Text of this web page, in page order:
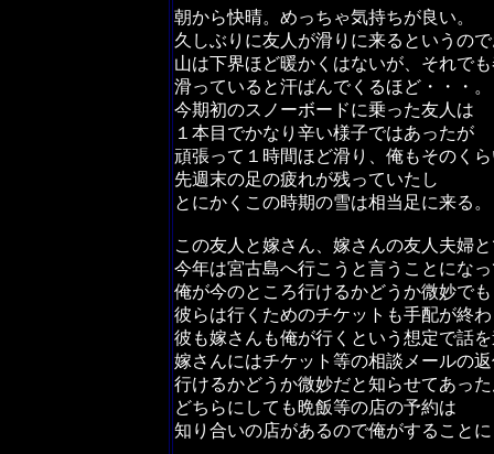
朝から快晴。めっちゃ気持ちが良い。
久しぶりに友人が滑りに来るというの
山は下界ほど暖かくはないが、それで
滑っていると汗ばんでくるほど・・・。
今期初のスノーボードに乗った友人は
１本目でかなり辛い様子ではあったが
頑張って１時間ほど滑り、俺もそのく
先週末の足の疲れが残っていたし
とにかくこの時期の雪は相当足に来る。
この友人と嫁さん、嫁さんの友人夫婦
今年は宮古島へ行こうと言うことにな
俺が今のところ行けるかどうか微妙でも
彼らは行くためのチケットも手配が終
彼も嫁さんも俺が行くという想定で話
嫁さんにはチケット等の相談メールの
行けるかどうか微妙だと知らせてあっ
どちらにしても晩飯等の店の予約は
知り合いの店があるので俺がすること